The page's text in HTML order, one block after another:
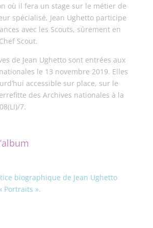
où il fera un stage sur le métier de
spécialisé, Jean Ughetto participe
avec les Scouts, sûrement en
Scout.
de Jean Ughetto sont entrées aux
le 13 novembre 2019. Elles
accessible sur place, sur le
des Archives nationales à la
7.
biographique de Jean Ughetto
Portraits ».